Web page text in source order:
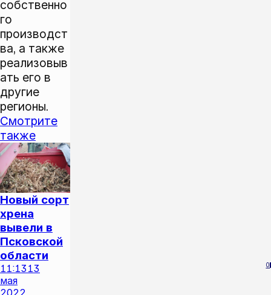
собственно
го
производст
ва, а также
реализовыв
ать его в
другие
регионы.
Смотрите
также
Новый сорт
хрена
вывели в
Псковской
области
11:13 13
мая
2022
0